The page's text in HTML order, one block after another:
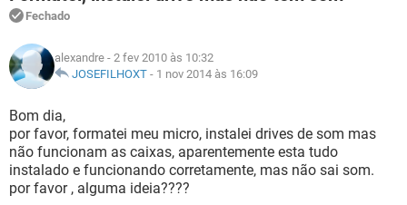
GUIA DE COMPRAS
OUTLOOK
INSTAGRAM
GUIA DE COMPRAS
CELULAR
OUTLOOK
INSTAGRAM
GUIA DE COMPRAS
FÓRUM
JOGOS
CELULAR FACEBOOK
INSTAGRAM GMAIL
GUIA DE COMPRAS
GLOSSÁRIO
JOGOS
CELULAR
OUTLOOK EXCEL
INSTAGRAM
Fechado
alexandre - 2 fev 2010 às 10:32
JOSEFILHOXT - 1 nov 2014 às 16:09
Bom dia,
por favor, formatei meu micro, instalei drives de som mas
não funcionam as caixas, aparentemente esta tudo
instalado e funcionando corretamente, mas não sai som.
por favor , alguma ideia????